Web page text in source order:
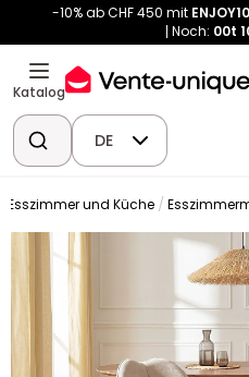
-10% ab CHF 450 mit ENJOY10
Noch: 00t
Katalog
DE
Esszimmer und Küche